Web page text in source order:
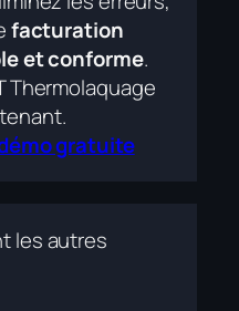
facturation
et conforme.
Thermolaquage
gratuite
les autres